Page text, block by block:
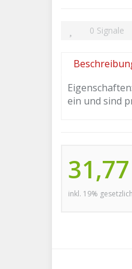
0 Signale
ein und sind
inkl. 19%